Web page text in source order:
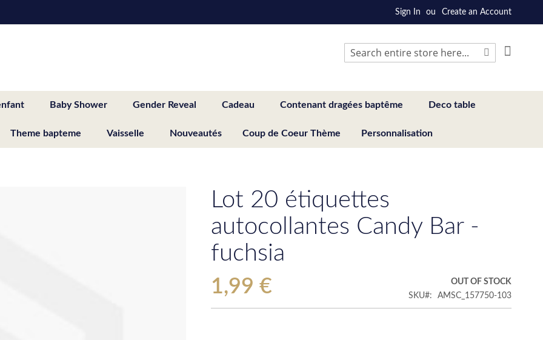
Sign In Create an Account
Search
Baby Shower Gender Reveal Cadeau Contenant dragées baptême Deco table
Theme bapteme Vaisselle Nouveautés Coup de Coeur Thème Personnalisation
Lot 20 étiquettes
autocollantes Candy Bar -
fuchsia
1,99 €
OUT OF STOCK
SKU
AMSC_157750-103